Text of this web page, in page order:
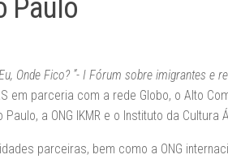
Paulo
Onde Fico? ”- I Fórum sobre imigrantes e
em parceria com a rede Globo, o Alto
a ONG IKMR e o Instituto da Cultura
parceiras, bem como a ONG